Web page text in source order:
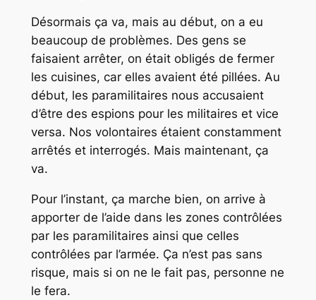
Désormais ça va, mais au début, on a eu
beaucoup de problèmes. Des gens se
faisaient arrêter, on était obligés de fermer
les cuisines, car elles avaient été pillées. Au
début, les paramilitaires nous accusaient
d’être des espions pour les militaires et vice
versa. Nos volontaires étaient constamment
arrêtés et interrogés. Mais maintenant, ça
va.
Pour l’instant, ça marche bien, on arrive à
apporter de l’aide dans les zones contrôlées
par les paramilitaires ainsi que celles
contrôlées par l’armée. Ça n’est pas sans
risque, mais si on ne le fait pas, personne ne
le fera.